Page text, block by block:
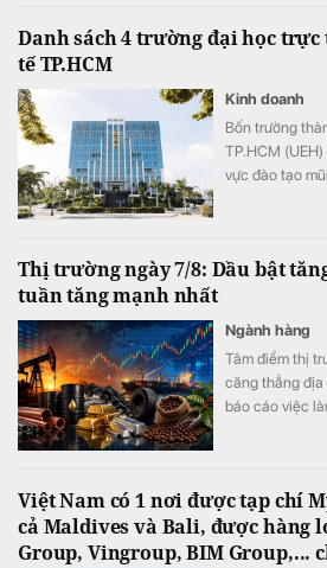
Danh sách 4 trường đại học
tế TP.HCM
Kinh doanh
Bốn trường
TP.HCM
vực đào tạo
Thị trường ngày 7/8: Dầu bật
tuần tăng mạnh nhất
Ngành hàng
Tâm điểm thị
căng thẳng
báo cáo việc
vàng tiếp tục
mạnh nhất kể
Việt Nam có 1 nơi được tạp chí
cả Maldives và Bali, được hàng
Group, Vingroup, BIM Group,...